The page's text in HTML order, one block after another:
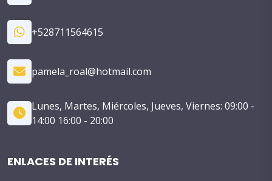
+528711564615
pamela_roal@hotmail.com
Lunes, Martes, Miércoles, Jueves, Viernes: 09:00 -
14:00 16:00 - 20:00
ENLACES DE INTERÉS